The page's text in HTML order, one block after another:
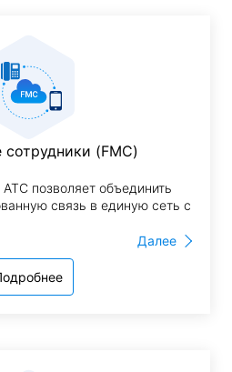
(FMC)
позволяет объединить
связь в единую сеть с
с другом в режиме Home
принять звонок, который
телефон при помощи
находясь, где угодно.
Далее